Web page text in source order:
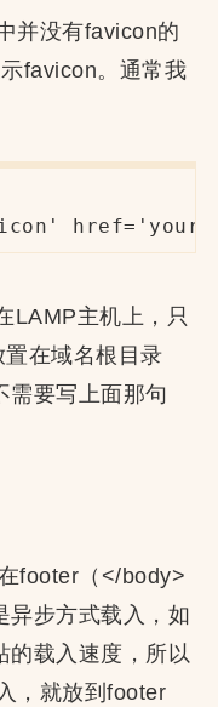
并没有favicon的
favicon。通常我
href='your
LAMP主机上，只
在域名根目录
需要写上面那句
footer（</body>
异步方式载入，如
的载入速度，所以
，就放到footer